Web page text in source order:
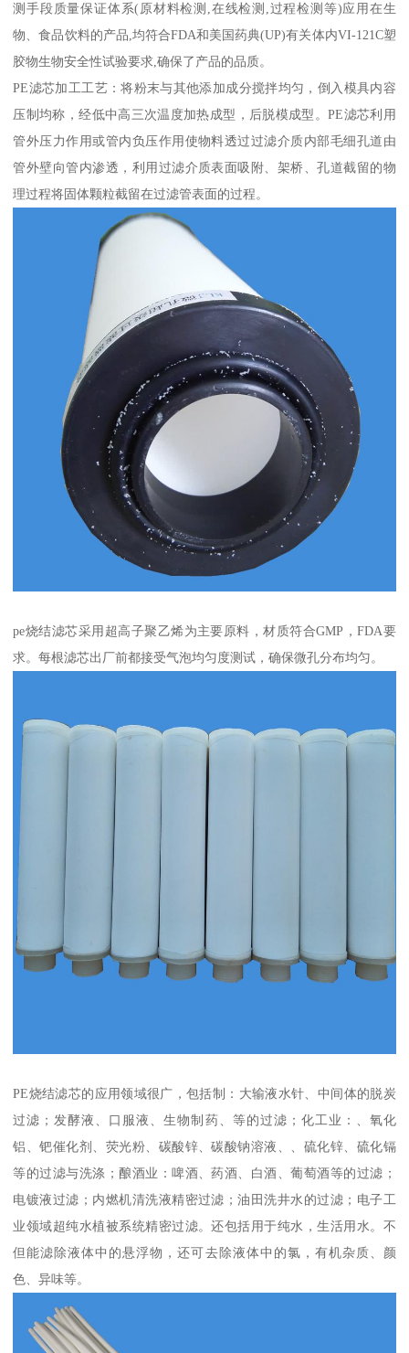
测手段质量保证体系(原材料检测,在线检测,过程检测等)应用在生
物、食品饮料的产品,均符合FDA和美国药典(UP)有关体内VI-121C塑
胶物生物安全性试验要求,确保了产品的品质。
PE滤芯加工工艺：将粉末与其他添加成分搅拌均匀，倒入模具内容
压制均称，经低中高三次温度加热成型，后脱模成型。PE滤芯利用
管外压力作用或管内负压作用使物料透过过滤介质内部毛细孔道由
管外壁向管内渗透，利用过滤介质表面吸附、架桥、孔道截留的物
理过程将固体颗粒截留在过滤管表面的过程。
pe烧结滤芯采用超高子聚乙烯为主要原料，材质符合GMP，FDA要
求。每根滤芯出厂前都接受气泡均匀度测试，确保微孔分布均匀。
PE烧结滤芯的应用领域很广，包括制：大输液水针、中间体的脱炭
过滤；发酵液、口服液、生物制药、等的过滤；化工业：、氧化
铝、钯催化剂、荧光粉、碳酸锌、碳酸钠溶液、、硫化锌、硫化镉
等的过滤与洗涤；酿酒业：啤酒、药酒、白酒、葡萄酒等的过滤；
电镀液过滤；内燃机清洗液精密过滤；油田洗井水的过滤；电子工
业领域超纯水植被系统精密过滤。还包括用于纯水，生活用水。不
但能滤除液体中的悬浮物，还可去除液体中的氯，有机杂质、颜
色、异味等。